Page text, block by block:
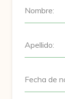
Nombre:
Apellido:
Fecha de